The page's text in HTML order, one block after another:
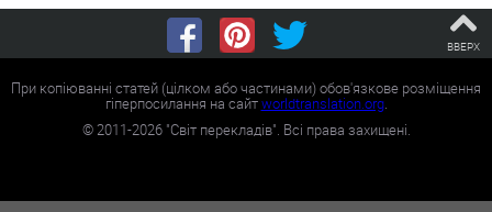
ВВЕРХ
При копіюванні статей (цілком або частинами) обов'язкове розміщення
гіперпосилання на сайтworldtranslation.org.
©2011-2026"Світ перекладів". Всі права захищені.